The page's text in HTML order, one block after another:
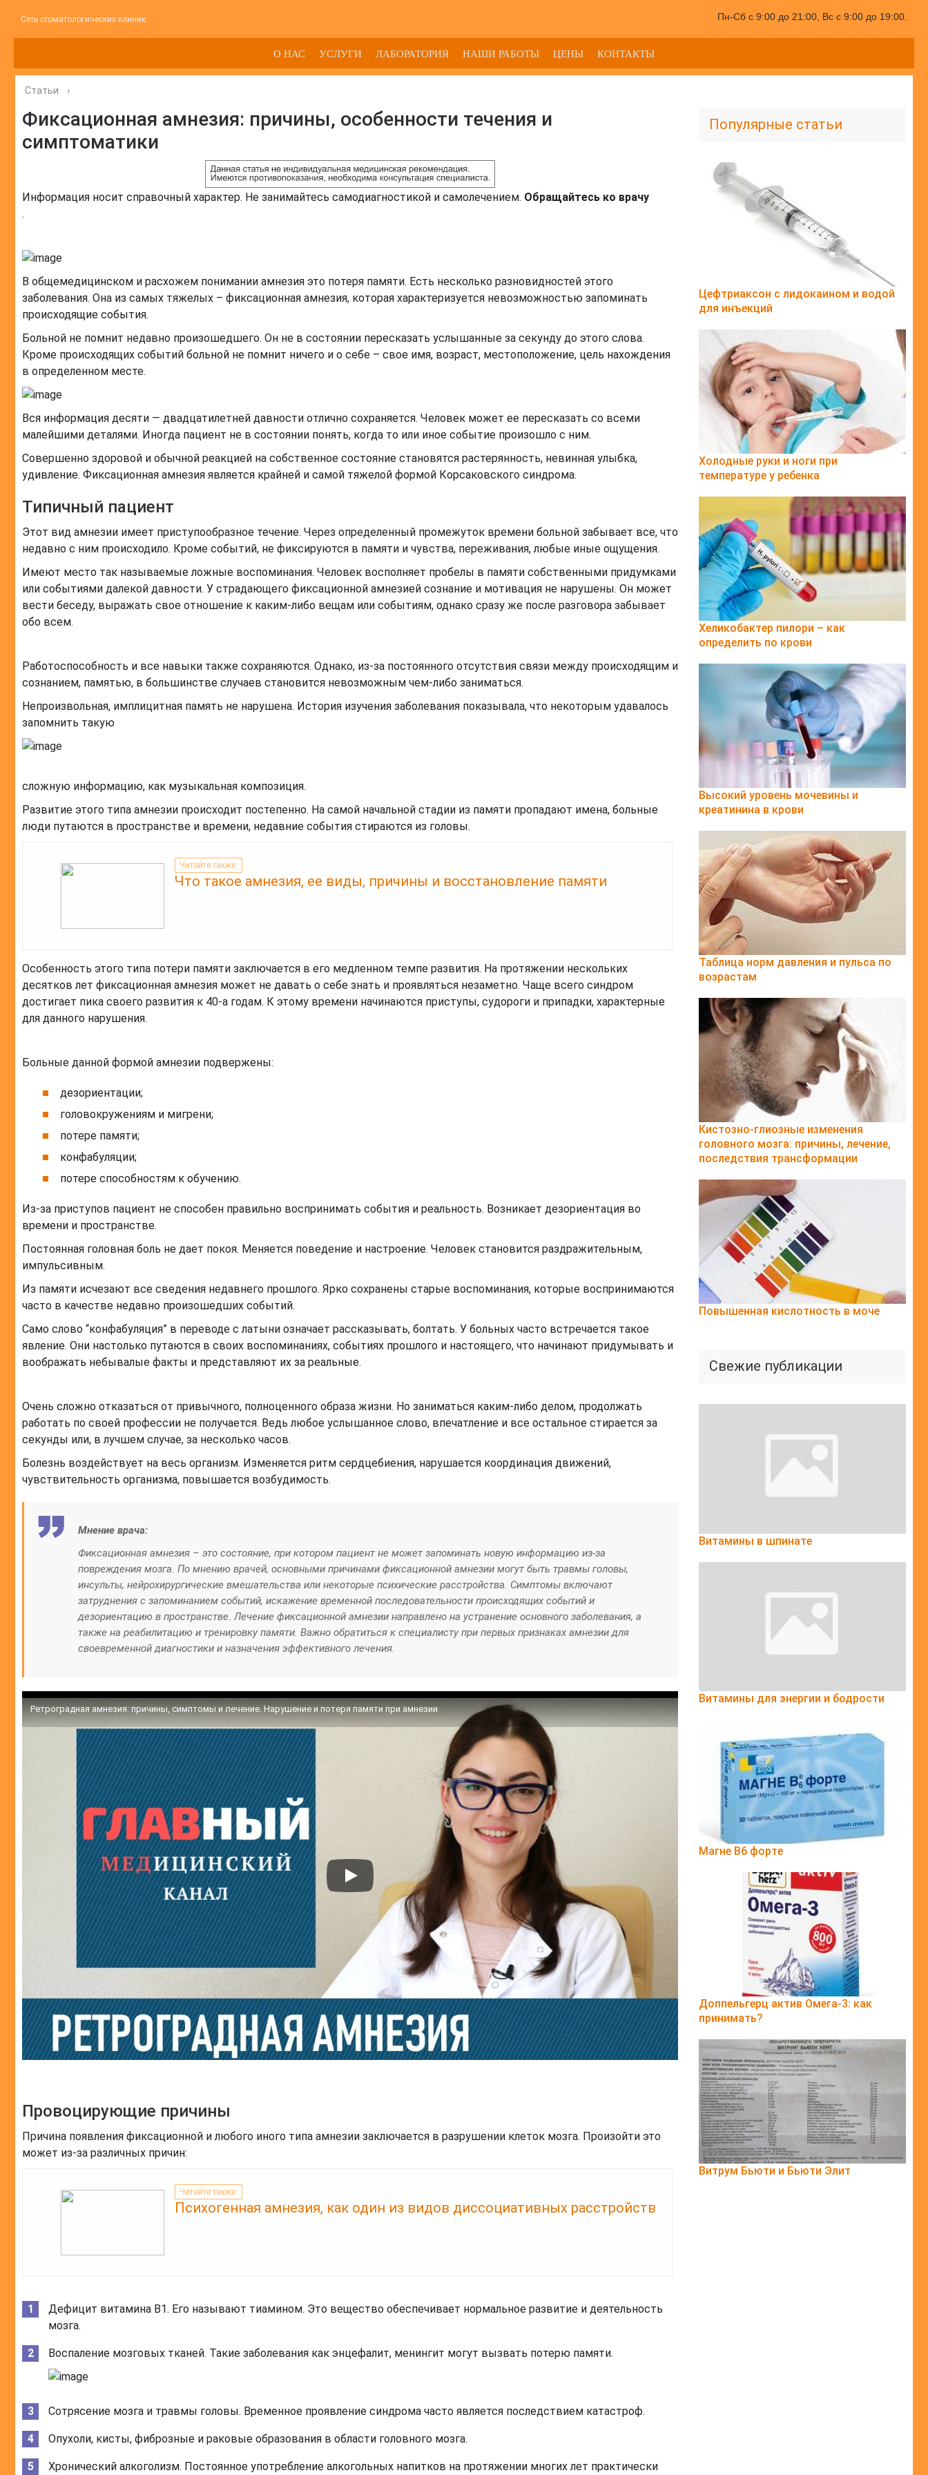
Сеть стоматологических клиник Пн-Сб с 9:00 до 21:00, Вс с 9:00 до 19:00.
О НАС УСЛУГИ ЛАБОРАТОРИЯ НАШИ РАБОТЫ ЦЕНЫ КОНТАКТЫ
Статьи ›
Фиксационная амнезия: причины, особенности течения и
симптоматики
Информация носит справочный характер. Не занимайтесь самодиагностикой и самолечением. Обращайтесь ко врачу
.
В общемедицинском и расхожем понимании амнезия это потеря памяти. Есть несколько разновидностей этого
заболевания. Она из самых тяжелых – фиксационная амнезия, которая характеризуется невозможностью запоминать
происходящие события.
Больной не помнит недавно произошедшего. Он не в состоянии пересказать услышанные за секунду до этого слова.
Кроме происходящих событий больной не помнит ничего и о себе – свое имя, возраст, местоположение, цель нахождения
в определенном месте.
Вся информация десяти — двадцатилетней давности отлично сохраняется. Человек может ее пересказать со всеми
малейшими деталями. Иногда пациент не в состоянии понять, когда то или иное событие произошло с ним.
Совершенно здоровой и обычной реакцией на собственное состояние становятся растерянность, невинная улыбка,
удивление. Фиксационная амнезия является крайней и самой тяжелой формой Корсаковского синдрома.
Типичный пациент
Этот вид амнезии имеет приступообразное течение. Через определенный промежуток времени больной забывает все, что
недавно с ним происходило. Кроме событий, не фиксируются в памяти и чувства, переживания, любые иные ощущения.
Имеют место так называемые ложные воспоминания. Человек восполняет пробелы в памяти собственными придумками
или событиями далекой давности. У страдающего фиксационной амнезией сознание и мотивация не нарушены. Он может
вести беседу, выражать свое отношение к каким-либо вещам или событиям, однако сразу же после разговора забывает
обо всем.
Работоспособность и все навыки также сохраняются. Однако, из-за постоянного отсутствия связи между происходящим и
сознанием, памятью, в большинстве случаев становится невозможным чем-либо заниматься.
Непроизвольная, имплицитная память не нарушена. История изучения заболевания показывала, что некоторым удавалось
запомнить такую
сложную информацию, как музыкальная композиция.
Развитие этого типа амнезии происходит постепенно. На самой начальной стадии из памяти пропадают имена, больные
люди путаются в пространстве и времени, недавние события стираются из головы.
Читайте также:
Что такое амнезия, ее виды, причины и восстановление памяти
Особенность этого типа потери памяти заключается в его медленном темпе развития. На протяжении нескольких
десятков лет фиксационная амнезия может не давать о себе знать и проявляться незаметно. Чаще всего синдром
достигает пика своего развития к 40-а годам. К этому времени начинаются приступы, судороги и припадки, характерные
для данного нарушения.
Больные данной формой амнезии подвержены:
дезориентации;
головокружениям и мигрени;
потере памяти;
конфабуляции;
потере способностям к обучению.
Из-за приступов пациент не способен правильно воспринимать события и реальность. Возникает дезориентация во
времени и пространстве.
Постоянная головная боль не дает покоя. Меняется поведение и настроение. Человек становится раздражительным,
импульсивным.
Из памяти исчезают все сведения недавнего прошлого. Ярко сохранены старые воспоминания, которые воспринимаются
часто в качестве недавно произошедших событий.
Само слово “конфабуляция” в переводе с латыни означает рассказывать, болтать. У больных часто встречается такое
явление. Они настолько путаются в своих воспоминаниях, событиях прошлого и настоящего, что начинают придумывать и
воображать небывалые факты и представляют их за реальные.
Очень сложно отказаться от привычного, полноценного образа жизни. Но заниматься каким-либо делом, продолжать
работать по своей профессии не получается. Ведь любое услышанное слово, впечатление и все остальное стирается за
секунды или, в лучшем случае, за несколько часов.
Болезнь воздействует на весь организм. Изменяется ритм сердцебиения, нарушается координация движений,
чувствительность организма, повышается возбудимость.
Мнение врача:
Фиксационная амнезия – это состояние, при котором пациент не может запоминать новую информацию из-за
повреждения мозга. По мнению врачей, основными причинами фиксационной амнезии могут быть травмы головы,
инсульты, нейрохирургические вмешательства или некоторые психические расстройства. Симптомы включают
затруднения с запоминанием событий, искажение временной последовательности происходящих событий и
дезориентацию в пространстве. Лечение фиксационной амнезии направлено на устранение основного заболевания, а
также на реабилитацию и тренировку памяти. Важно обратиться к специалисту при первых признаках амнезии для
своевременной диагностики и назначения эффективного лечения.
Ретроградная амнезия: причины, симптомы и лечение. Нарушение и потеря памяти при амнезии
Провоцирующие причины
Причина появления фиксационной и любого иного типа амнезии заключается в разрушении клеток мозга. Произойти это
может из-за различных причин:
Читайте также:
Психогенная амнезия, как один из видов диссоциативных расстройств
Дефицит витамина В1. Его называют тиамином. Это вещество обеспечивает нормальное развитие и деятельность
мозга.
Воспаление мозговых тканей. Такие заболевания как энцефалит, менингит могут вызвать потерю памяти.
Сотрясение мозга и травмы головы. Временное проявление синдрома часто является последствием катастроф.
Опухоли, кисты, фиброзные и раковые образования в области головного мозга.
Хронический алкоголизм. Постоянное употребление алкогольных напитков на протяжении многих лет практически
Популярные статьи
Цефтриаксон с лидокаином и водой
для инъекций
Холодные руки и ноги при
температуре у ребенка
Хеликобактер пилори – как
определить по крови
Высокий уровень мочевины и
креатинина в крови
Таблица норм давления и пульса по
возрастам
Кистозно-глиозные изменения
головного мозга: причины, лечение,
последствия трансформации
Повышенная кислотность в моче
Свежие публикации
Витамины в шпинате
Витамины для энергии и бодрости
Магне B6 форте
Доппельгерц актив Омега-3: как
принимать?
Витрум Бьюти и Бьюти Элит